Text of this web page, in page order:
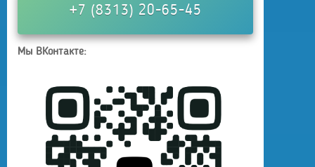
+7 (8313) 20-65-45
Мы ВКонтакте: